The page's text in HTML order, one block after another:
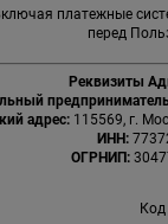
платежные
перед
Реквизиты
адрес: 115569, г.
ИНН:
ОГРНИП:
Код